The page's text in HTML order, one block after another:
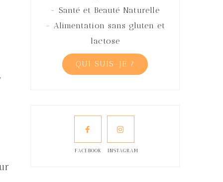
- Santé et Beauté Naturelle
- Alimentation sans gluten et
lactose
QUI SUIS-JE ?
FACEBOOK INSTAGRAM